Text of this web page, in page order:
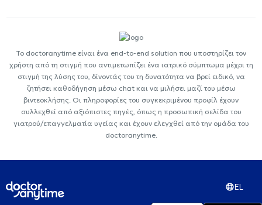
Το doctoranytime είναι ένα end-to-end solution που υποστηρίζει τον
χρήστη από τη στιγμή που αντιμετωπίζει ένα ιατρικό σύμπτωμα μέχρι τη
στιγμή της λύσης του, δίνοντάς του τη δυνατότητα να βρεί ειδικό, να
ζητήσει καθοδήγηση μέσω chat και να μιλήσει μαζί του μέσω
βιντεοκλήσης. Οι πληροφορίες του συγκεκριμένου προφίλ έχουν
συλλεχθεί από αξιόπιστες πηγές, όπως η προσωπική σελίδα του
γιατρού/επαγγελματία υγείας και έχουν ελεγχθεί από την ομάδα του
doctoranytime.
EL